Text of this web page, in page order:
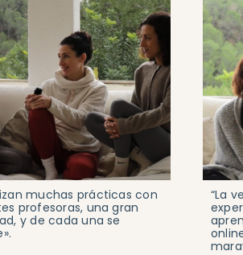
muchas prácticas con
profesoras, una gran
y de cada una se
“La